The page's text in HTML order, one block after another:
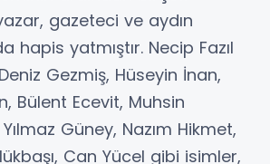
gazeteci ve aydın
hapis yatmıştır. Necip Fazıl
Gezmiş, Hüseyin İnan,
Bülent Ecevit, Muhsin
Yılmaz Güney, Nazım Hikmet,
Can Yücel gibi isimler,